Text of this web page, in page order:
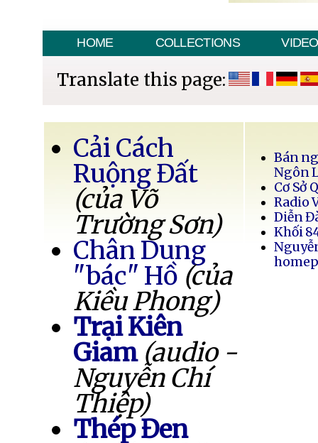
HOME COLLECTIONS VIDEO
Translate this page:
Cải Cách
Ruộng Đất
(của Võ
Trường Sơn)
Chân Dung
"bác" Hồ (của
Kiều Phong)
Trại Kiên
Giam (audio -
Nguyễn Chí
Thiệp)
Thép Đen
Bán
Ngôn
Cơ Sở
Radio
Diễn
Khối